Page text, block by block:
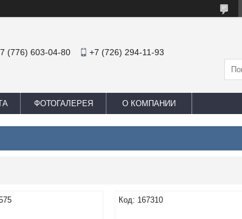
(776) 603-04-80 +7 (726) 294-11-93
ФОТОГАЛЕРЕЯ О КОМПАНИИ
167310